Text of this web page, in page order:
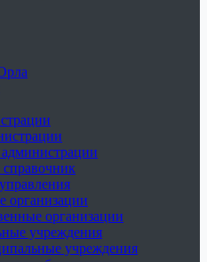
организации
организации
учреждения
учреждения